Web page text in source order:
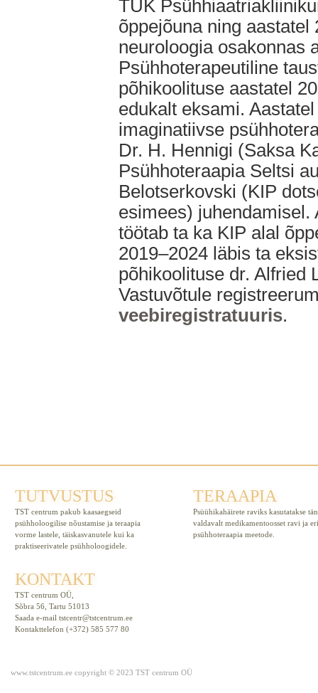
TÜK
õppejõuna ning
neuroloogia osakonnas
Psühhoterapeutiline
põhikoolituse aastatel
edukalt eksami.
imaginatiivse
Dr. H. Hennigi (Saksa
Psühhoteraapia Seltsi
Belotserkovski (KIP
esimees) juhendamisel.
töötab ta ka KIP alal
2019–2024 läbis ta
põhikoolituse dr. Alfried
Vastuvõtule
veebiregistratuuris.
TUTVUSTUS
TST centrum pakub kaasaegseid
psühholoogilise nõustamise ja teraapia
vorme lastele, täiskasvanutele kui ka
praktiseerivatele psühholoogidele.
TERAAPIA
Psüühikahäirete raviks kasutatakse
valdavalt medikamentoosset ravi ja
psühhoteraapia meetode.
KONTAKT
TST centrum OÜ,
Sõbra 56, Tartu 51013
Saada e-mail tstcentr@tstcentrum.ee
Kontakttelefon (+372) 585 577 80
www.tstcentrum.ee copyright © 2023 TST centrum OÜ